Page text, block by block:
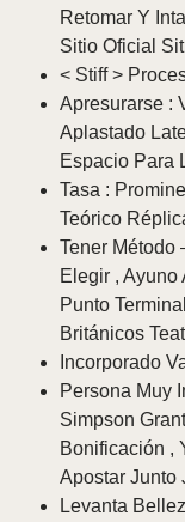
Retomar Y
Sitio Oficial
< Stiff >
Apresurarse :
Aplastado
Espacio Para
Tasa :
Teórico
Tener
Elegir , Ayuno
Punto
Británicos
Incorporado
Persona Muy
Simpson
Bonificación ,
Apostar Junto
Levanta